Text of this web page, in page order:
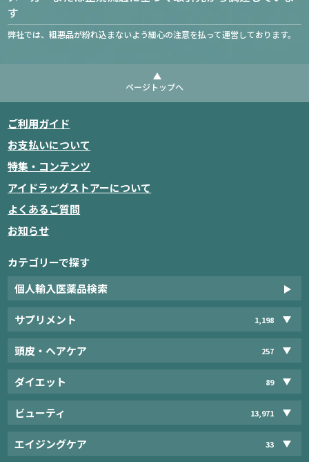
す
弊社では、粗悪品が紛れ込まないよう細心の注意を払って運営しております。
ページトップへ
ご利用ガイド
お支払いについて
特集・コンテンツ
アイドラッグストアーについて
よくあるご質問
お知らせ
カテゴリーで探す
個人輸入医薬品検索
サプリメント 1,198
頭皮・ヘアケア 257
ダイエット 89
ビューティ 13,971
エイジングケア 33